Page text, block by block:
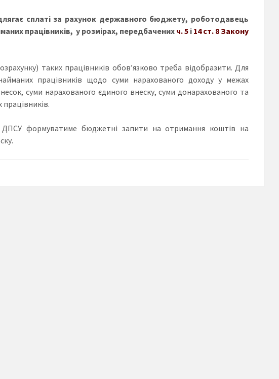
сплаті за рахунок державного бюджету, роботодавець
працівників, у розмірах, передбачених ч. 5і 14 ст. 8 Закону
таких працівників обов’язково треба відобразити. Для
працівників щодо суми нарахованого доходу у межах
суми нарахованого єдиного внеску, суми донарахованого та
ДПСУ формуватиме бюджетні запити на отримання коштів на